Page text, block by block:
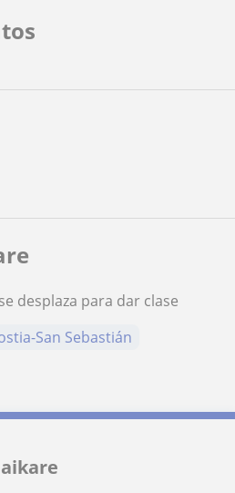
desplaza para dar clase
San Sebastián